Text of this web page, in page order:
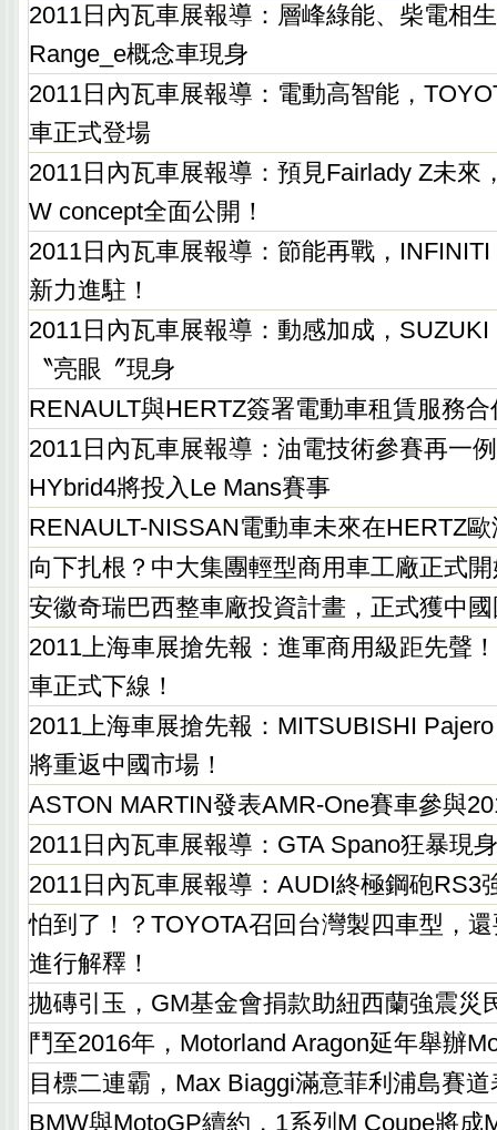
2011日內瓦車展報導：層峰綠能、柴電相
Range_e概念車現身
2011日內瓦車展報導：電動高智能，
車正式登場
2011日內瓦車展報導：預見Fairlady Z未來
W concept全面公開！
2011日內瓦車展報導：節能再戰，
新力進駐！
2011日內瓦車展報導：動感加成，
〝亮眼〞現身
RENAULT與HERTZ簽署電動車租賃服務合
2011日內瓦車展報導：油電技術參賽再一
HYbrid4將投入Le Mans賽事
RENAULT-NISSAN電動車未來在HERTZ
向下扎根？中大集團輕型商用車工廠正式
安徽奇瑞巴西整車廠投資計畫，正式獲中
2011上海車展搶先報：進軍商用級距先聲
車正式下線！
2011上海車展搶先報：MITSUBISHI
將重返中國市場！
ASTON MARTIN發表AMR-One賽車參與
2011日內瓦車展報導：GTA Spano狂暴現
2011日內瓦車展報導：AUDI終極鋼砲RS3
怕到了！？TOYOTA召回台灣製四車型，
進行解釋！
拋磚引玉，GM基金會捐款助紐西蘭強震災
鬥至2016年，Motorland Aragon延年舉辦
目標二連霸，Max Biaggi滿意菲利浦島賽道
BMW與MotoGP續約，1系列M Coupe將成